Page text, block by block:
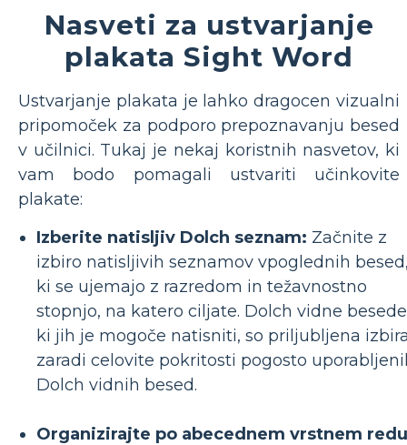
Nasveti za ustvarjanje
plakata Sight Word
Ustvarjanje plakata je lahko dragocen vizualni
pripomoček za podporo prepoznavanju besed
v učilnici. Tukaj je nekaj koristnih nasvetov, ki
vam bodo pomagali ustvariti učinkovite
plakate:
Izberite natisljiv Dolch seznam: Začnite z
izbiro natisljivih seznamov vpoglednih
ki se ujemajo z razredom in težavnostno
stopnjo, na katero ciljate. Dolch vidne
ki jih je mogoče natisniti, so priljubljena
zaradi celovite pokritosti pogosto
Dolch vidnih besed.
Organizirajte po abecednem vrstnem